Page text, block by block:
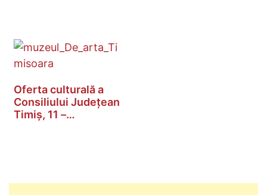
Oferta culturală a
Consiliului Județean
Timiș, 11 –…